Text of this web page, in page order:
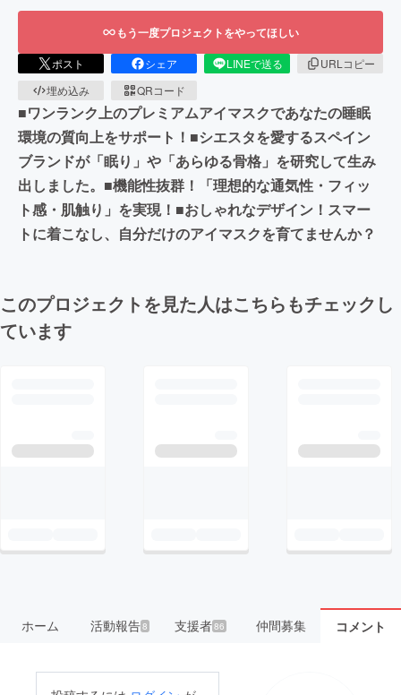
もう一度プロジェクトをやってほしい
ポスト シェア LINEで送る
URLコピー
埋め込み
QRコード
■ワンランク上のプレミアムアイマスクであなたの睡眠
環境の質向上をサポート！■シエスタを愛するスペイン
ブランドが「眠り」や「あらゆる骨格」を研究して生み
出しました。■機能性抜群！「理想的な通気性・フィッ
ト感・肌触り」を実現！■おしゃれなデザイン！スマー
トに着こなし、自分だけのアイマスクを育てませんか？
このプロジェクトを見た人はこちらもチェックし
ています
ホーム 活動報告8 支援者86 仲間募集 コメント